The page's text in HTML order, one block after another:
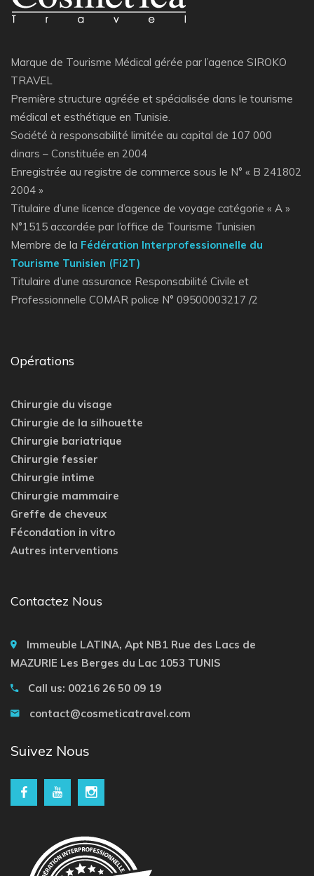
Marque de Tourisme Médical gérée par l’agence SIROKO
TRAVEL
Première structure agréée et spécialisée dans le tourisme
médical et esthétique en Tunisie.
Société à responsabilité limitée au capital de 107 000
dinars – Constituée en 2004
Enregistrée au registre de commerce sous le N° « B 241802
2004 »
Titulaire d’une licence d’agence de voyage catégorie « A »
N°1515 accordée par l’office de Tourisme Tunisien
Membre de la Fédération Interprofessionnelle du
Tourisme Tunisien (Fi2T)
Titulaire d’une assurance Responsabilité Civile et
Professionnelle COMAR police N° 09500003217 /2
Opérations
Chirurgie du visage
Chirurgie de la silhouette
Chirurgie bariatrique
Chirurgie fessier
Chirurgie intime
Chirurgie mammaire
Greffe de cheveux
Fécondation in vitro
Autres interventions
Contactez Nous
Immeuble LATINA, Apt NB1 Rue des Lacs de
MAZURIE Les Berges du Lac 1053 TUNIS
Call us: 00216 26 50 09 19
contact@cosmeticatravel.com
Suivez Nous